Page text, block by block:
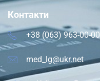
Контакти
+38 (063) 963-00-00
med_lg@ukr.net